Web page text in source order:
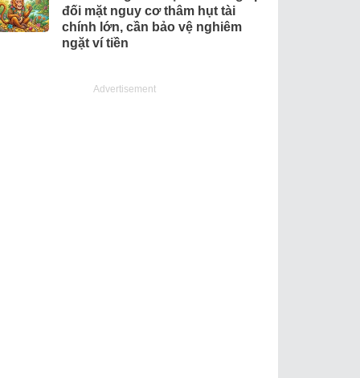
đối mặt nguy cơ thâm hụt tài
chính lớn, cần bảo vệ nghiêm
ngặt ví tiền
Advertisement